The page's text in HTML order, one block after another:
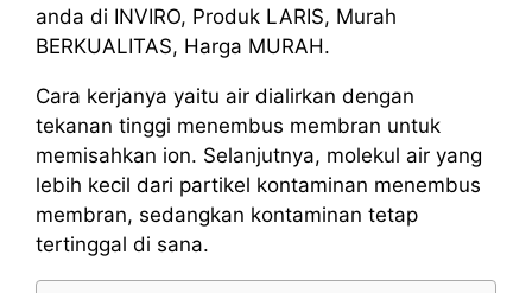
anda di INVIRO, Produk LARIS, Murah
BERKUALITAS, Harga MURAH.
Cara kerjanya yaitu air dialirkan dengan
tekanan tinggi menembus membran untuk
memisahkan ion. Selanjutnya, molekul air yang
lebih kecil dari partikel kontaminan menembus
membran, sedangkan kontaminan tetap
tertinggal di sana.